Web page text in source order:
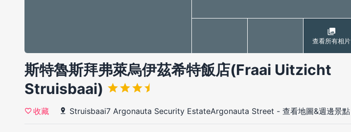
查看所有相片
斯特魯斯拜弗萊烏伊茲希特飯店(Fraai Uitzicht
Struisbaai)
收藏 Struisbaai7 Argonauta Security EstateArgonauta Street - 查看地圖&週邊景點